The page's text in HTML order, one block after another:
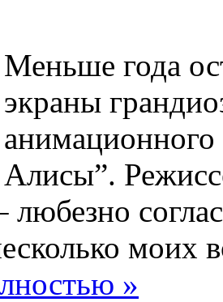
Меньше года
экраны
Алисы”.
любезно
моих
»